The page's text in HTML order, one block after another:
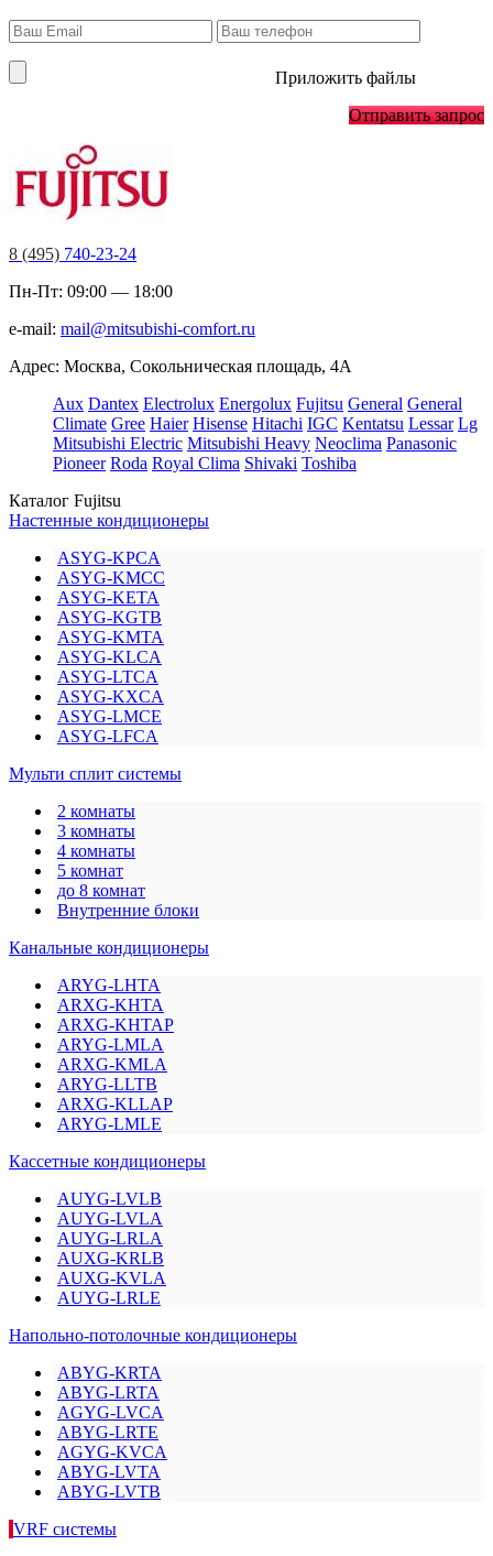
Приложить файлы
Отправить запрос
8 (495) 740-23-24
Пн-Пт: 09:00 — 18:00
e-mail: mail@mitsubishi-comfort.ru
Адрес: Москва, Сокольническая площадь, 4А
Aux Dantex Electrolux Energolux Fujitsu General General
Climate Gree Haier Hisense Hitachi IGC Kentatsu Lessar Lg
Mitsubishi Electric Mitsubishi Heavy Neoclima Panasonic
Pioneer Roda Royal Clima Shivaki Toshiba
Каталог Fujitsu
Настенные кондиционеры
ASYG-KPCA
ASYG-KMCC
ASYG-KETA
ASYG-KGTB
ASYG-KMTA
ASYG-KLCA
ASYG-LTCA
ASYG-KXCA
ASYG-LMCE
ASYG-LFCA
Мульти сплит системы
2 комнаты
3 комнаты
4 комнаты
5 комнат
до 8 комнат
Внутренние блоки
Канальные кондиционеры
ARYG-LHTA
ARXG-KHTA
ARXG-KHTAP
ARYG-LMLA
ARXG-KMLA
ARYG-LLTB
ARXG-KLLAP
ARYG-LMLE
Кассетные кондиционеры
AUYG-LVLB
AUYG-LVLA
AUYG-LRLA
AUXG-KRLB
AUXG-KVLA
AUYG-LRLE
Напольно-потолочные кондиционеры
ABYG-KRTA
ABYG-LRTA
AGYG-LVCA
ABYG-LRTE
AGYG-KVCA
ABYG-LVTA
ABYG-LVTB
VRF системы